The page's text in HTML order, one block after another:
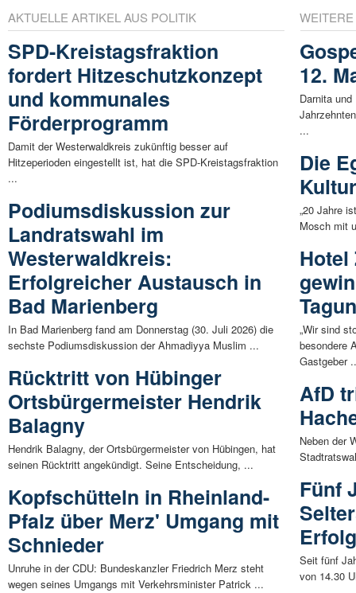
AKTUELLE ARTIKEL AUS POLITIK
SPD-Kreistagsfraktion
fordert Hitzeschutzkonzept
und kommunales
Förderprogramm
Damit der Westerwaldkreis zukünftig besser auf
Hitzeperioden eingestellt ist, hat die SPD-Kreistagsfraktion
...
Podiumsdiskussion zur
Landratswahl im
Westerwaldkreis:
Erfolgreicher Austausch in
Bad Marienberg
In Bad Marienberg fand am Donnerstag (30. Juli 2026) die
sechste Podiumsdiskussion der Ahmadiyya Muslim ...
Rücktritt von Hübinger
Ortsbürgermeister Hendrik
Balagny
Hendrik Balagny, der Ortsbürgermeister von Hübingen, hat
seinen Rücktritt angekündigt. Seine Entscheidung, ...
Kopfschütteln in Rheinland-
Pfalz über Merz' Umgang mit
Schnieder
Unruhe in der CDU: Bundeskanzler Friedrich Merz steht
wegen seines Umgangs mit Verkehrsminister Patrick ...
12.
Darnita
...
Die
„20 Jahre
Mosch mit
Hotel
„Wir sind
besondere
Gastgeber
AfD
Neben der
Fünf
Seit fünf
von 14.30